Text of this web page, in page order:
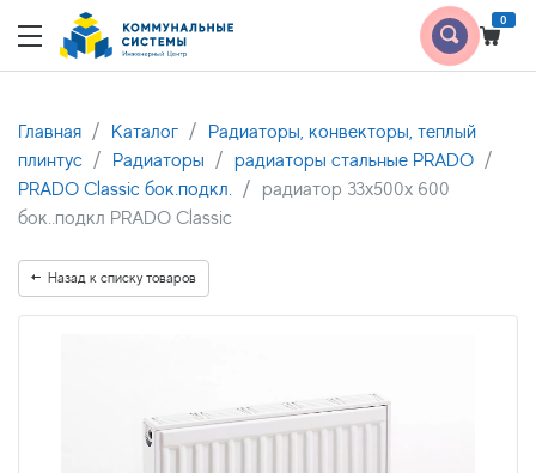
0
Главная Каталог
Радиаторы, конвекторы, теплый
плинтус
Радиаторы
радиаторы стальные PRADO
PRADO Classic бок.подкл.
радиатор 33x500х 600
бок..подкл PRADO Classic
Назад к списку товаров